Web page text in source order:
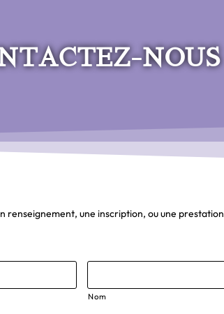
NOUS
renseignement, une inscription, ou une prestation
Nom